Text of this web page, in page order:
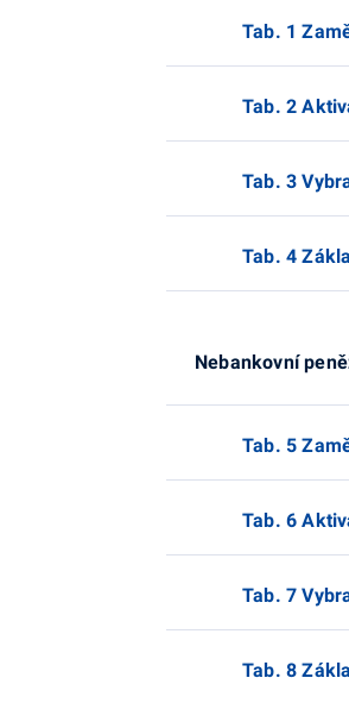
Tab. 1
Tab. 2
Tab. 3
Tab. 4
Nebankovní
Tab. 5
Tab. 6
Tab. 7
Tab. 8